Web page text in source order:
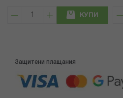
КУПИ
Защитени плащания